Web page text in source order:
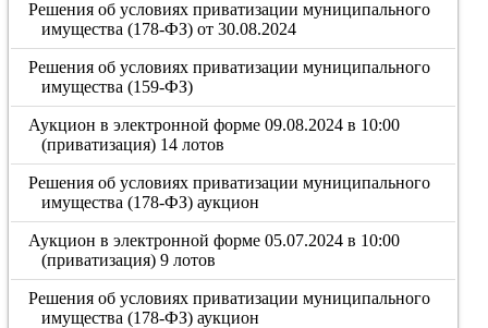
Решения об условиях приватизации муниципального
имущества (178-ФЗ) от 30.08.2024
Решения об условиях приватизации муниципального
имущества (159-ФЗ)
Аукцион в электронной форме 09.08.2024 в 10:00
(приватизация) 14 лотов
Решения об условиях приватизации муниципального
имущества (178-ФЗ) аукцион
Аукцион в электронной форме 05.07.2024 в 10:00
(приватизация) 9 лотов
Решения об условиях приватизации муниципального
имущества (178-ФЗ) аукцион